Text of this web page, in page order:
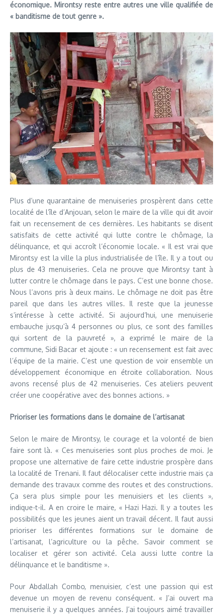
économique. Mirontsy reste entre autres une ville qualifiée de
« banditisme de tout genre ».
Plus d’une quarantaine de menuiseries prospèrent dans cette
localité de l’île d’Anjouan, selon le maire de la ville qui dit avoir
fait un recensement de ces dernières. Les habitants se disent
satisfaits de cette activité qui lutte contre le chômage, la
délinquance, et qui accroît l’économie locale. « Il est vrai que
Mirontsy est la ville la plus industrialisée de l’île. Il y a tout ou
plus de 43 menuiseries. Cela ne prouve que Mirontsy tant à
lutter contre le chômage dans le pays. C’est une bonne chose.
Nous l’avons pris à deux mains. Le chômage ne doit pas être
pareil que dans les autres villes. Il reste que la jeunesse
s’intéresse à cette activité. Si aujourd’hui, une menuiserie
embauche jusqu’à 4 personnes ou plus, ce sont des familles
qui sortent de la pauvreté », a exprimé le maire de la
commune, Sidi Bacar et ajoute : « un recensement est fait avec
l’équipe de la mairie. C’est une question de voir ensemble un
développement économique en étroite collaboration. Nous
avons recensé plus de 42 menuiseries. Ces ateliers peuvent
créer une coopérative avec des bonnes actions. »
Prioriser les formations dans le domaine de l’artisanat
Selon le maire de Mirontsy, le courage et la volonté de bien
faire sont là. « Ces menuiseries sont plus proches de moi. Je
propose une alternative de faire cette industrie prospère dans
la localité de Trenani. Il faut délocaliser cette industrie mais ça
demande des travaux comme des routes et des constructions.
Ça sera plus simple pour les menuisiers et les clients »,
indique-t-il. A en croire le maire, « Hazi Hazi. Il y a toutes les
possibilités que les jeunes aient un travail décent. Il faut aussi
prioriser les différentes formations sur le domaine de
l’artisanat, l’agriculture ou la pêche. Savoir comment se
localiser et gérer son activité. Cela aussi lutte contre la
délinquance et le banditisme ».
Pour Abdallah Combo, menuisier, c’est une passion qui est
devenue un moyen de revenu conséquent. « J’ai ouvert ma
menuiserie il y a quelques années. J’ai toujours aimé travailler